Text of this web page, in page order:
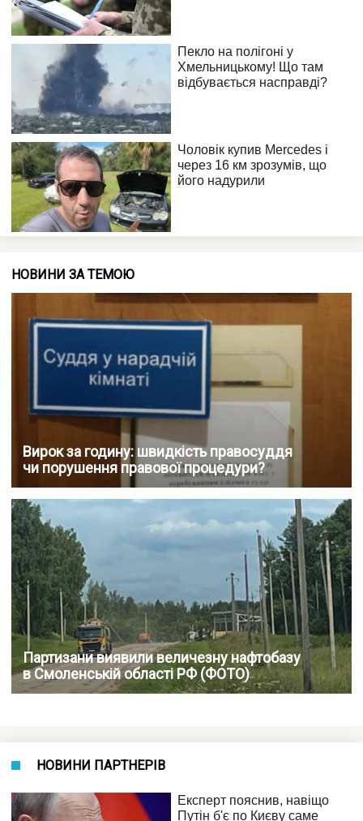
НОВИНИ ЗА ТЕМОЮ
Вирок за годину: швидкість правосуддя
чи порушення правової процедури?
Партизани виявили величезну нафтобазу
в Смоленській області РФ (ФОТО)
НОВИНИ ПАРТНЕРІВ